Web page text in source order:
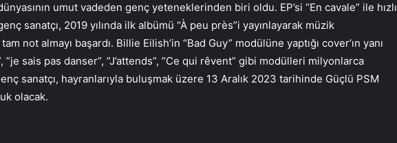
umut vadeden genç yeteneklerinden biri oldu. EP’si “En cavale” ile hızlı
sanatçı, 2019 yılında ilk albümü “À peu près”i yayınlayarak müzik
not almayı başardı. Billie Eilish’in “Bad Guy” modülüne yaptığı cover’ın yanı
”je sais pas danser”, ”J’attends”, ”Ce qui rêvent” gibi modülleri milyonlarca
sanatçı, hayranlarıyla buluşmak üzere 13 Aralık 2023 tarihinde Güçlü PSM
olacak.